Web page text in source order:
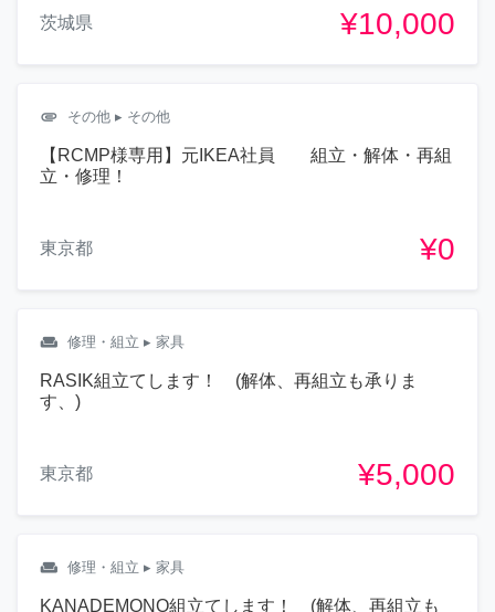
茨城県 ¥10,000
attachment その他 ▸ その他
【RCMP様専用】元IKEA社員 組立・解体・再組
立・修理！
東京都 ¥0
weekend 修理・組立 ▸ 家具
RASIK組立てします！ (解体、再組立も承りま
す、)
東京都 ¥5,000
weekend 修理・組立 ▸ 家具
KANADEMONO組立てします！ (解体、再組立も